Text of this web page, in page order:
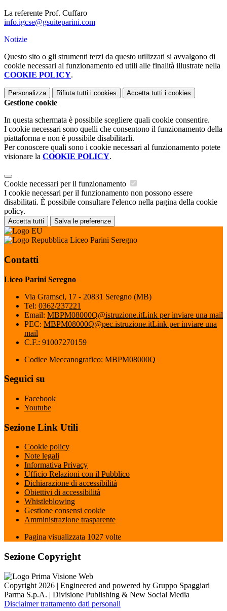
La referente Prof. Cuffaro
info.igcse@gsuiteparini.com
Notizie
Questo sito o gli strumenti terzi da questo utilizzati si avvalgono di
cookie necessari al funzionamento ed utili alle finalità illustrate nella
COOKIE POLICY.
Personalizza Rifiuta tutti i cookies Accetta tutti i cookies
Gestione cookie
In questa schermata è possibile scegliere quali cookie consentire.
I cookie necessari sono quelli che consentono il funzionamento della
piattaforma e non è possibile disabilitarli.
Per conoscere quali sono i cookie necessari al funzionamento potete
visionare la COOKIE POLICY.
Cookie necessari per il funzionamento
I cookie necessari per il funzionamento non possono essere
disabilitati. È possibile consultare l'elenco nella pagina della cookie
policy.
Accetta tutti Salva le preferenze
Liceo Parini Seregno
Contatti
Liceo Parini Seregno
Via Gramsci, 17 - 20831 Seregno (MB)
Tel: 0362/237221
Email: MBPM08000Q@istruzione.itLink per inviare una mail
PEC: MBPM08000Q@pec.istruzione.itLink per inviare una
mail
C.F.: 91007270159
Codice Meccanografico: MBPM08000Q
Seguici su
Facebook
Youtube
Sezione Link Utili
Cookie policy
Note legali
Informativa Privacy
Ufficio Relazioni con il Pubblico
Dichiarazione di accessibilità
Obiettivi di accessibilità
Whistleblowing
Gestione consensi cookie
Amministrazione trasparente
Pagina visualizzata 1027 volte
Sezione Copyright
Copyright 2026 | Engineered and powered by Gruppo Spaggiari
Parma S.p.A. | Divisione Publishing & New Social Media
Disclaimer trattamento dati personali